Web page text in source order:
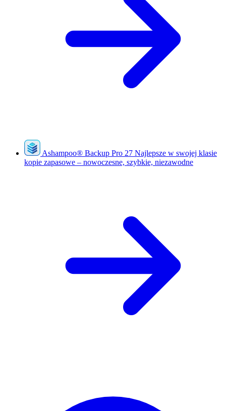
Ashampoo® Backup Pro 27 Najlepsze w swojej klasie
kopie zapasowe – nowoczesne, szybkie, niezawodne